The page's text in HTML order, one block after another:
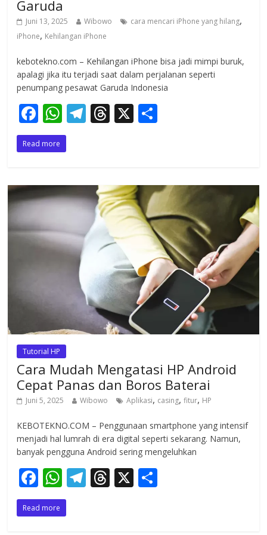
Garuda
Juni 13, 2025 Wibowo cara mencari iPhone yang hilang,
iPhone, Kehilangan iPhone
kebotekno.com – Kehilangan iPhone bisa jadi mimpi buruk,
apalagi jika itu terjadi saat dalam perjalanan seperti
penumpang pesawat Garuda Indonesia
F
ac
e
o
o
k
W
h
at
A
p
p
T
a
m
T
d
s
X
Read more
Tutorial HP
Cara Mudah Mengatasi HP Android
Cepat Panas dan Boros Baterai
Juni 5, 2025 Wibowo Aplikasi, casing,fitur, HP
KEBOTEKNO.COM – Penggunaan smartphone yang intensif
menjadi hal lumrah di era digital seperti sekarang. Namun,
banyak pengguna Android sering mengeluhkan
F
ac
e
W
h
at
T T X
Read more